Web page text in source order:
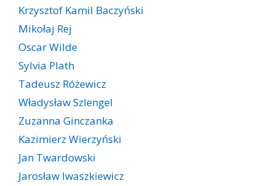
Krzysztof Kamil Baczyński
Mikołaj Rej
Oscar Wilde
Sylvia Plath
Tadeusz Różewicz
Władysław Szlengel
Zuzanna Ginczanka
Kazimierz Wierzyński
Jan Twardowski
Jarosław Iwaszkiewicz